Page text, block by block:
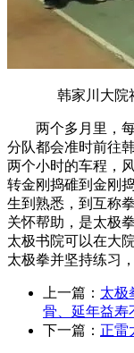
韩家川大院社
两个多月里，每
分队都会准时前往
两个小时的车程，
转金刚捣碓到金刚
生到熟悉，到互称
关怀帮助，是太极
太极书院可以在大
太极拳并坚持练习
上一篇： 太极
骨、延年益寿
下一篇： 正雷